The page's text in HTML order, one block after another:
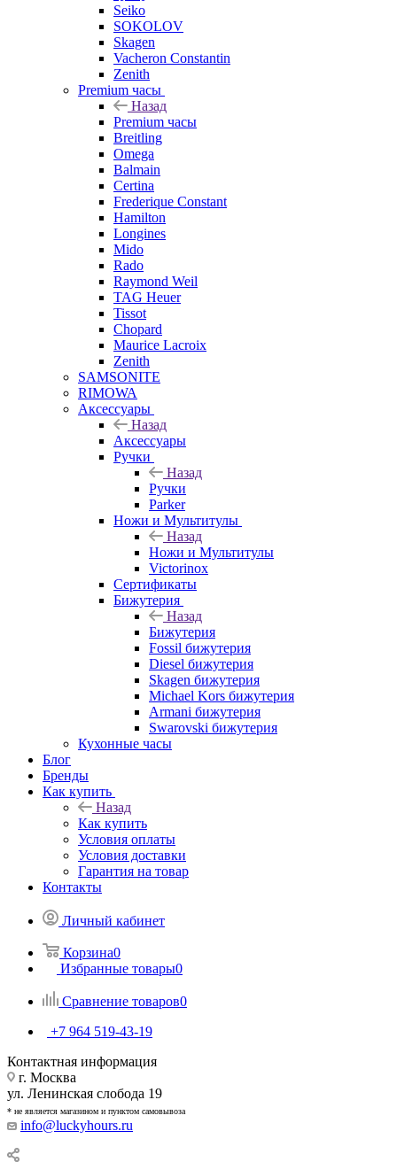
Seiko
SOKOLOV
Skagen
Vacheron Constantin
Zenith
Premium часы
Назад
Premium часы
Breitling
Omega
Balmain
Certina
Frederique Constant
Hamilton
Longines
Mido
Rado
Raymond Weil
TAG Heuer
Tissot
Chopard
Maurice Lacroix
Zenith
SAMSONITE
RIMOWA
Аксессуары
Назад
Аксессуары
Ручки
Назад
Ручки
Parker
Ножи и Мультитулы
Назад
Ножи и Мультитулы
Victorinox
Сертификаты
Бижутерия
Назад
Бижутерия
Fossil бижутерия
Diesel бижутерия
Skagen бижутерия
Michael Kors бижутерия
Armani бижутерия
Swarovski бижутерия
Кухонные часы
Блог
Бренды
Как купить
Назад
Как купить
Условия оплаты
Условия доставки
Гарантия на товар
Контакты
Личный кабинет
Корзина0
Избранные товары0
Сравнение товаров0
+7 964 519-43-19
Контактная информация
г. Москва
ул. Ленинская слобода 19
* не является магазином и пунктом самовывоза
info@luckyhours.ru